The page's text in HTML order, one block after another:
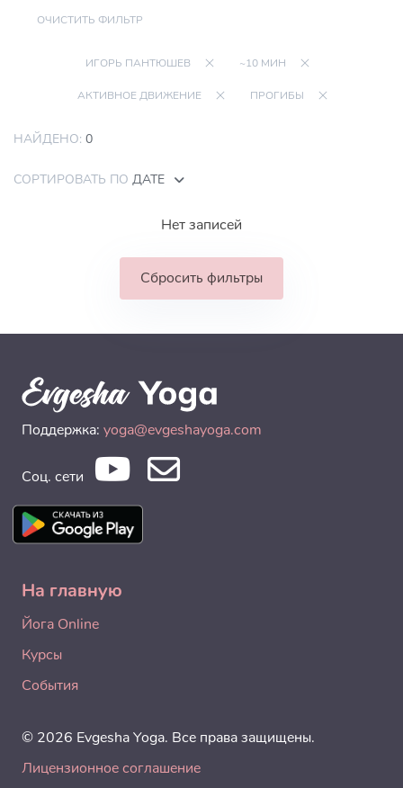
ОЧИСТИТЬ ФИЛЬТР
ИГОРЬ ПАНТЮШЕВ ~10 МИН
АКТИВНОЕ ДВИЖЕНИЕ ПРОГИБЫ
НАЙДЕНО: 0
СОРТИРОВАТЬ ПО ДАТЕ
Нет записей
Сбросить фильтры
Поддержка: yoga@evgeshayoga.com
Соц. сети
На главную
Йога Online
Курсы
События
© 2026 Evgesha Yoga. Все права защищены.
Лицензионное соглашение